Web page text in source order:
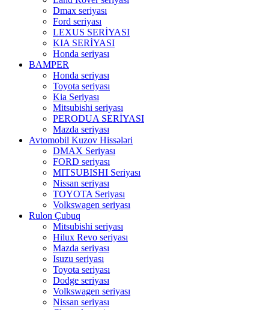
Dmax seriyası
Ford seriyası
LEXUS SERİYASI
KIA SERİYASI
Honda seriyası
BAMPER
Honda seriyası
Toyota seriyası
Kia Seriyası
Mitsubishi seriyası
PERODUA SERİYASI
Mazda seriyası
Avtomobil Kuzov Hissələri
DMAX Seriyası
FORD seriyası
MITSUBISHI Seriyası
Nissan seriyası
TOYOTA Seriyası
Volkswagen seriyası
Rulon Çubuq
Mitsubishi seriyası
Hilux Revo seriyası
Mazda seriyası
Isuzu seriyası
Toyota seriyası
Dodge seriyası
Volkswagen seriyası
Nissan seriyası